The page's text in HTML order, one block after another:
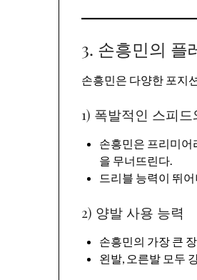
3. 손흥민의 플
손흥민은 다양한 포지
1) 폭발적인 스피
손흥민은 프리미어
을 무너뜨린다.
드리블 능력이 뛰
2) 양발 사용 능력
손흥민의 가장 큰
왼발, 오른발 모두